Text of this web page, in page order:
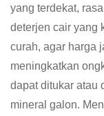
yang terdekat,
deterjen cair yang
curah, agar harga
meningkatkan
dapat ditukar atau
mineral galon.